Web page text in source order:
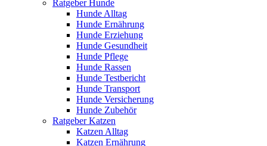
Ratgeber Hunde
Hunde Alltag
Hunde Ernährung
Hunde Erziehung
Hunde Gesundheit
Hunde Pflege
Hunde Rassen
Hunde Testbericht
Hunde Transport
Hunde Versicherung
Hunde Zubehör
Ratgeber Katzen
Katzen Alltag
Katzen Ernährung